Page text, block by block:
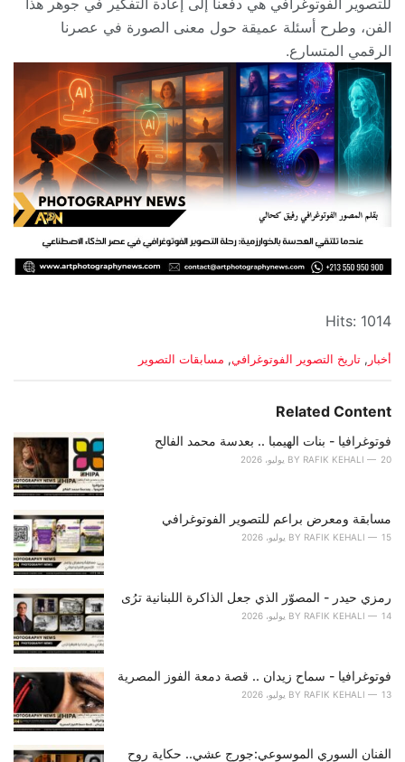
للتصوير الفوتوغرافي هي دفعنا إلى إعادة التفكير في جوهر هذا
الفن، وطرح أسئلة عميقة حول معنى الصورة في عصرنا
الرقمي المتسارع.
Hits: 1014
C
e
o
r
:
أخبار , تاريخ التصوير الفوتوغرافي, مسابقات التصوير
Related Content
فوتوغرافيا - بنات الهيمبا .. بعدسة محمد الفالح
BY RAFIK KEHALI 20 يوليو، 2026
مسابقة ومعرض براعم للتصوير الفوتوغرافي
BY RAFIK KEHALI 15 يوليو، 2026
رمزي حيدر - المصوّر الذي جعل الذاكرة اللبنانية ترُى
BY RAFIK KEHALI 14 يوليو، 2026
فوتوغرافيا - سماح زيدان .. قصة دمعة الفوز المصرية
BY RAFIK KEHALI 13 يوليو، 2026
الفنان السوري الموسوعي:جورج عشي.. حكاية روحٍ